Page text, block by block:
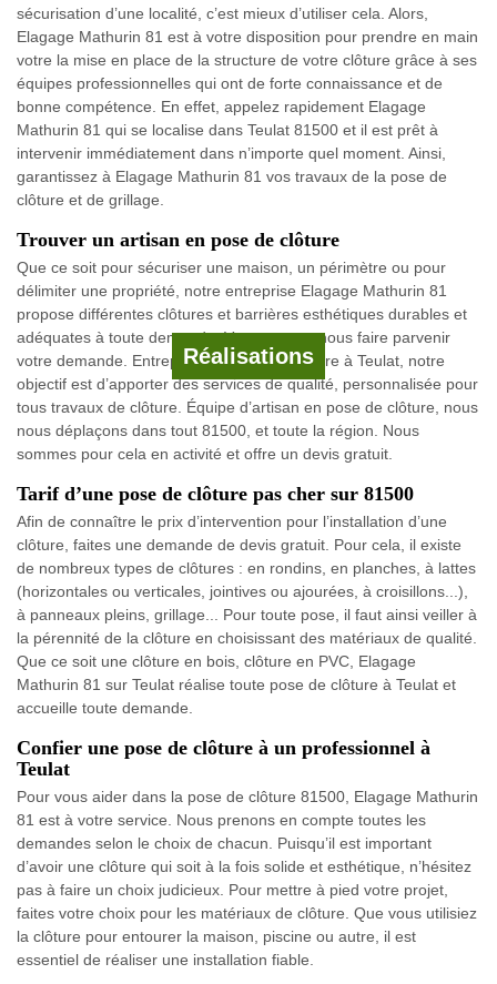
Réalisations
sécurisation d’une localité, c’est mieux d’utiliser cela. Alors,
Elagage Mathurin 81 est à votre disposition pour prendre en main
votre la mise en place de la structure de votre clôture grâce à ses
équipes professionnelles qui ont de forte connaissance et de
bonne compétence. En effet, appelez rapidement Elagage
Mathurin 81 qui se localise dans Teulat 81500 et il est prêt à
intervenir immédiatement dans n’importe quel moment. Ainsi,
garantissez à Elagage Mathurin 81 vos travaux de la pose de
clôture et de grillage.
Trouver un artisan en pose de clôture
Que ce soit pour sécuriser une maison, un périmètre ou pour
délimiter une propriété, notre entreprise Elagage Mathurin 81
propose différentes clôtures et barrières esthétiques durables et
adéquates à toute demande. Vous pouvez nous faire parvenir
votre demande. Entreprise en pose de clôture à Teulat, notre
objectif est d’apporter des services de qualité, personnalisée pour
tous travaux de clôture. Équipe d’artisan en pose de clôture, nous
nous déplaçons dans tout 81500, et toute la région. Nous
sommes pour cela en activité et offre un devis gratuit.
Tarif d’une pose de clôture pas cher sur 81500
Afin de connaître le prix d’intervention pour l’installation d’une
clôture, faites une demande de devis gratuit. Pour cela, il existe
de nombreux types de clôtures : en rondins, en planches, à lattes
(horizontales ou verticales, jointives ou ajourées, à croisillons...),
à panneaux pleins, grillage... Pour toute pose, il faut ainsi veiller à
la pérennité de la clôture en choisissant des matériaux de qualité.
Que ce soit une clôture en bois, clôture en PVC, Elagage
Mathurin 81 sur Teulat réalise toute pose de clôture à Teulat et
accueille toute demande.
Confier une pose de clôture à un professionnel à
Teulat
Pour vous aider dans la pose de clôture 81500, Elagage Mathurin
81 est à votre service. Nous prenons en compte toutes les
demandes selon le choix de chacun. Puisqu’il est important
d’avoir une clôture qui soit à la fois solide et esthétique, n’hésitez
pas à faire un choix judicieux. Pour mettre à pied votre projet,
faites votre choix pour les matériaux de clôture. Que vous utilisiez
la clôture pour entourer la maison, piscine ou autre, il est
essentiel de réaliser une installation fiable.